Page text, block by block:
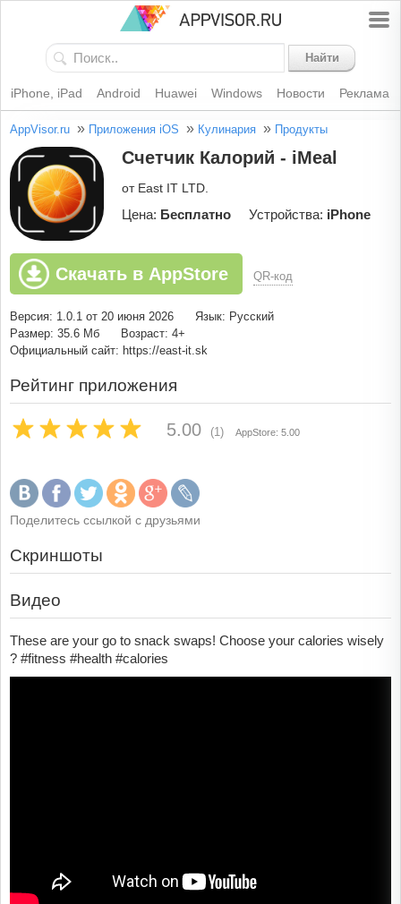
Найти
iPhone, iPad Android Huawei Windows Новости Реклама
AppVisor.ru » Приложения iOS » Кулинария » Продукты
Счетчик Калорий - iMeal
от East IT LTD.
Цена: Бесплатно Устройства: iPhone
Скачать в AppStore QR-код
Версия: 1.0.1 от 20 июня 2026
Язык: Русский
Размер: 35.6 Мб
Возраст: 4+
Официальный сайт: https://east-it.sk
Рейтинг приложения
5.00 (1) AppStore: 5.00
Поделитесь ссылкой с друзьями
Скриншоты
Видео
These are your go to snack swaps! Choose your calories wisely
? #fitness #health #calories